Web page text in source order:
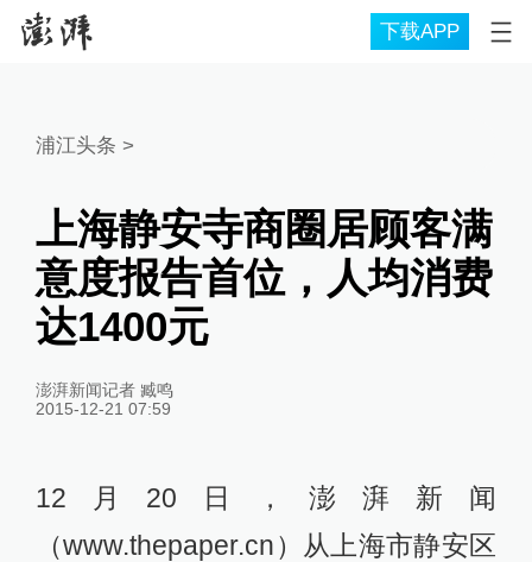
下载APP
浦江头条 >
上海静安寺商圈居顾客满
意度报告首位，人均消费
达1400元
澎湃新闻记者 臧鸣
2015-12-21 07:59
12月20日，澎湃新闻
（www.thepaper.cn）从上海市静安区